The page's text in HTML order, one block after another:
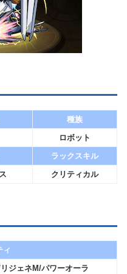
種族
ロボット
ラックスキル
クリティカル
ィ
ジェネM/パワーオーラ